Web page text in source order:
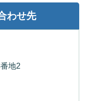
わせ先
地2